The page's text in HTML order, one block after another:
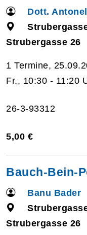
Dott.
Strubergasse 26
1 Termine,
Fr., 10:30 - 11:20
26-3-93312
5,00 €
Bauch-Bein-
Banu Bader
Strubergasse 26